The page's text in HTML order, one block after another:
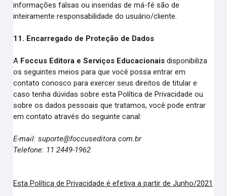
informações falsas ou inseridas de má-fé são de
inteiramente responsabilidade do usuário/cliente.
11. Encarregado de Proteção de Dados
A Foccus Editora e Serviços Educacionais disponibiliza
os seguintes meios para que você possa entrar em
contato conosco para exercer seus direitos de titular e
caso tenha dúvidas sobre esta Política de Privacidade ou
sobre os dados pessoais que tratamos, você pode entrar
em contato através do seguinte canal:
E-mail: suporte@foccuseditora.com.br
Telefone: 11 2449-1962
Esta Política de Privacidade é efetiva a partir de Junho/2021